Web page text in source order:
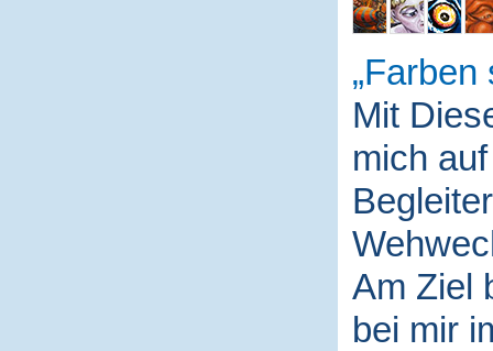
Farben
Mit
mich
Am Ziel
bei mir